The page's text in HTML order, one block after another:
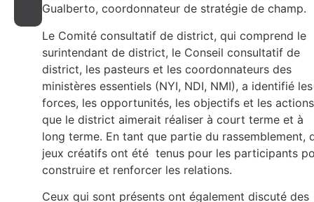
Gualberto, coordonnateur de stratégie de champ.
Le Comité consultatif de district, qui comprend le
surintendant de district, le Conseil consultatif de
district, les pasteurs et les coordonnateurs des
ministères essentiels (NYI, NDI, NMI), a identifié les
forces, les opportunités, les objectifs et les actions
que le district aimerait réaliser à court terme et à
long terme. En tant que partie du rassemblement,
jeux créatifs ont été tenus pour les participants
construire et renforcer les relations.
Ceux qui sont présents ont également discuté des